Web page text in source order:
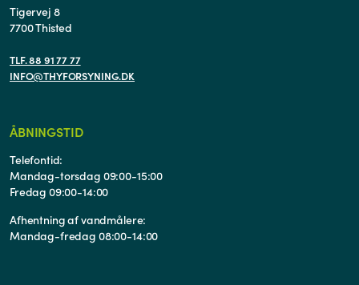
Tigervej 8
7700 Thisted
TLF. 88 91 77 77
INFO@THYFORSYNING.DK
ÅBNINGSTID
Telefontid:
Mandag-torsdag 09:00-15:00
Fredag 09:00-14:00
Afhentning af vandmålere:
Mandag-fredag 08:00-14:00